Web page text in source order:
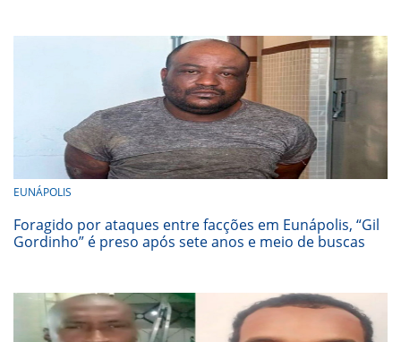
EUNÁPOLIS
Foragido por ataques entre facções em Eunápolis, “Gil
Gordinho” é preso após sete anos e meio de buscas